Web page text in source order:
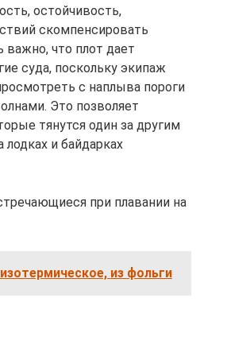
остойчивость,
скомпенсировать
что плот дает
суда, поскольку экипаж
с наплыва пороги
Это позволяет
тянутся один за другим
и байдарках
при плавании на
из фольги